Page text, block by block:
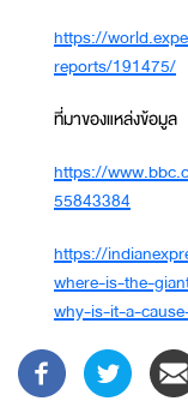
https://
reports/191475/
ที่มาของแหล่งข้อมูล
https://
55843384
https://
where-is-the-
why-is-it-a-